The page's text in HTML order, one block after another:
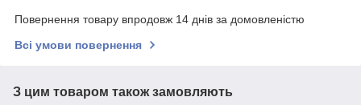
Повернення товару впродовж 14 днів за домовленістю
Всі умови повернення
З цим товаром також замовляють